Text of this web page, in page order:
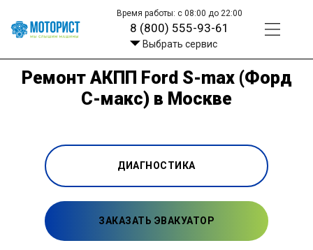
Время работы: с 08:00 до 22:00
8 (800) 555-93-61
Выбрать сервис
Ремонт АКПП Ford S-max (Форд
С-макс) в Москве
ДИАГНОСТИКА
ЗАКАЗАТЬ ЭВАКУАТОР